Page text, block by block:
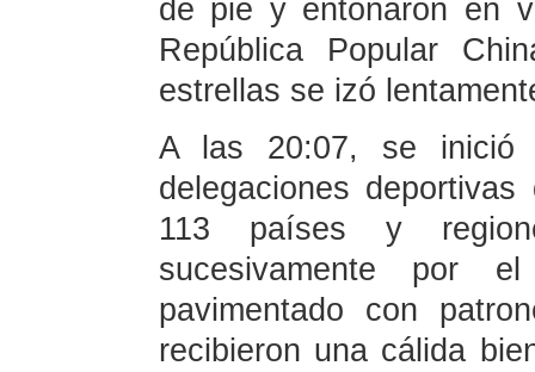
de pie y entonaron en
República Popular
estrellas se izó
A las 20:07, se inició
delegaciones
113 países y
sucesivamente por
pavimentado con
recibieron una cálida